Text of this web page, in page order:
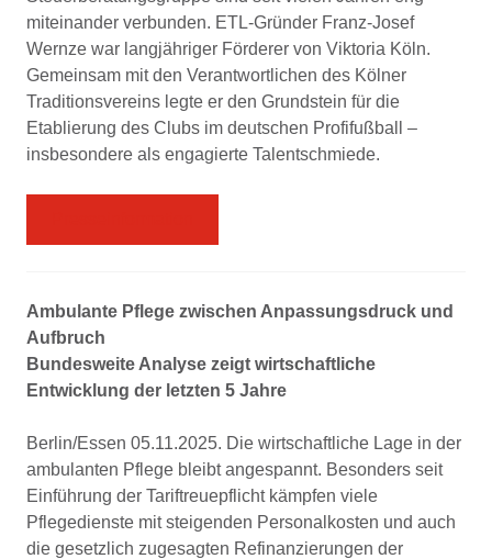
miteinander verbunden. ETL-Gründer Franz-Josef
Wernze war langjähriger Förderer von Viktoria Köln.
Gemeinsam mit den Verantwortlichen des Kölner
Traditionsvereins legte er den Grundstein für die
Etablierung des Clubs im deutschen Profifußball –
insbesondere als engagierte Talentschmiede.
Ambulante Pflege zwischen Anpassungsdruck und
Aufbruch
Bundesweite Analyse zeigt wirtschaftliche
Entwicklung der letzten 5 Jahre
Berlin/Essen 05.11.2025. Die wirtschaftliche Lage in der
ambulanten Pflege bleibt angespannt. Besonders seit
Einführung der Tariftreuepflicht kämpfen viele
Pflegedienste mit steigenden Personalkosten und auch
die gesetzlich zugesagten Refinanzierungen der